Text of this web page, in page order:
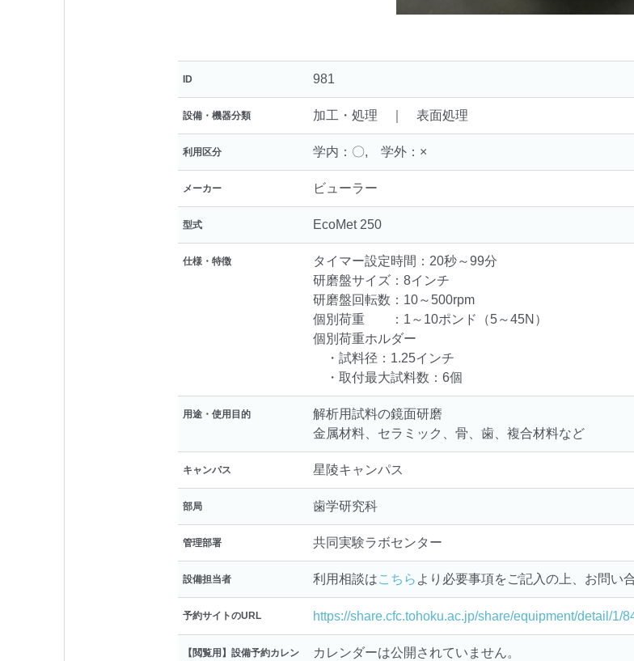
ID 981
設備・機器分類 加工・処理 ｜ 表面処理
利用区分 学内：〇, 学外：×
メーカー ビューラー
型式 EcoMet 250
仕様・特徴
タイマー設定時間：20秒～99分
研磨盤サイズ：8インチ
研磨盤回転数：10～500rpm
個別荷重 ：1～10ポンド（5～45N）
個別荷重ホルダー
・試料径：1.25インチ
・取付最大試料数：6個
用途・使用目的
解析用試料の鏡面研磨
金属材料、セラミック、骨、歯、複合材料など
キャンパス 星陵キャンパス
部局 歯学研究科
管理部署 共同実験ラボセンター
設備担当者 利用相談はこちら より必要事項をご記入の上、お問い
予約サイトのURL https://share.cfc.tohoku.ac.jp/share/equipment/detail/
【閲覧用】設備予約カレン
カレンダーは公開されていません。